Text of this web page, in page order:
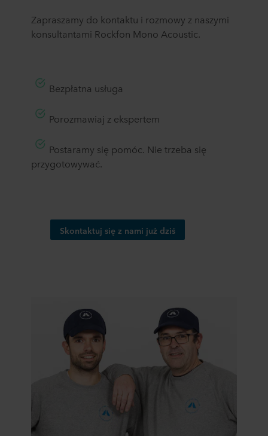
Zapraszamy do kontaktu i rozmowy z naszymi
konsultantami Rockfon Mono Acoustic.
Bezpłatna usługa
Porozmawiaj z ekspertem
Postaramy się pomóc. Nie trzeba się
przygotowywać.
Skontaktuj się z nami już dziś